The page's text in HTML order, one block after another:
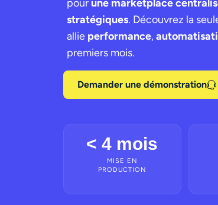
pourune marketplace
stratégiques. Découvrez la
allie performance,
premiers mois.
Demander une démonstration
< 4 mois
MISE EN
PRODUCTION